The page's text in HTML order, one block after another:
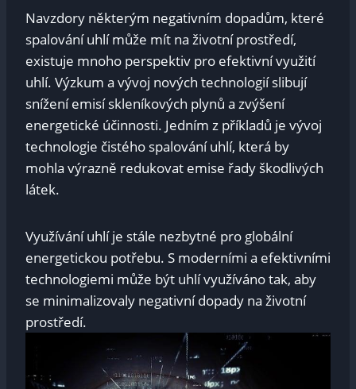
Navzdory některým negativním dopadům, které
spalování uhlí může mít na životní prostředí,
existuje mnoho perspektiv pro efektivní využití
uhlí. Výzkum a vývoj nových technologií slibují
snížení emisí skleníkových plynů a zvýšení
energetické účinnosti. Jedním z příkladů je vývoj
technologie čistého spalování uhlí, která by
mohla výrazně redukovat emise řady škodlivých
látek.
Využívání uhlí je stále nezbytné pro globální
energetickou potřebu. S moderními a efektivními
technologiemi může být uhlí využíváno tak, aby
se minimalizovaly negativní dopady na životní
prostředí.